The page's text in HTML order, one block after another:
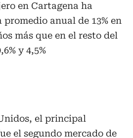
en Cartagena ha
anual de 13% en
más que en el resto del
y 4,5%
el principal
el segundo mercado de